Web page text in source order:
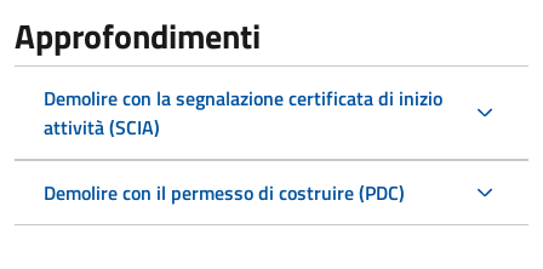
Approfondimenti
Demolire con la segnalazione certificata di inizio
attività (SCIA)
Demolire con il permesso di costruire (PDC)